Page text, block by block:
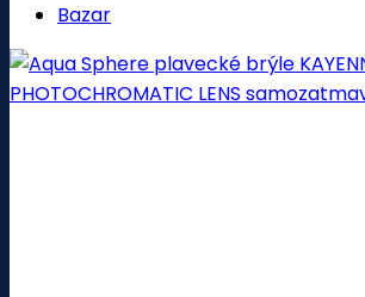
Bazar